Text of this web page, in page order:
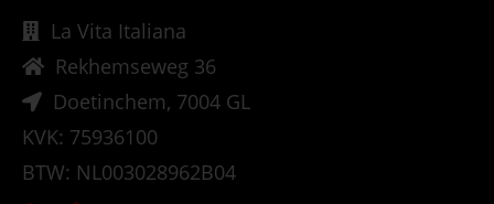
La Vita Italiana
Rekhemseweg 36
Doetinchem, 7004 GL
KVK: 75936100
BTW: NL003028962B04